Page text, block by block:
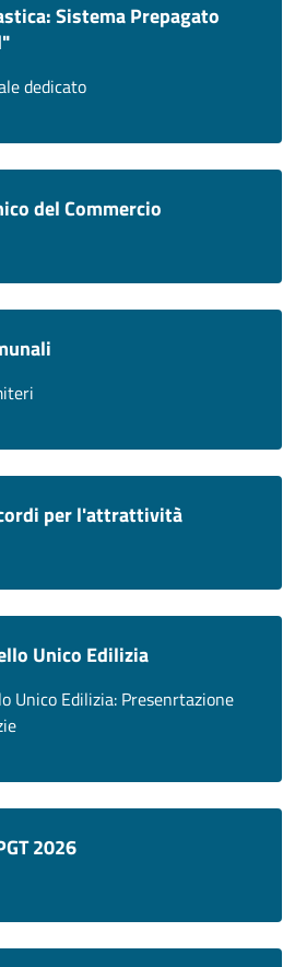
Sistema Prepagato
dedicato
del Commercio
per l'attrattività
Unico Edilizia
Unico Edilizia: Presenrtazione
2026